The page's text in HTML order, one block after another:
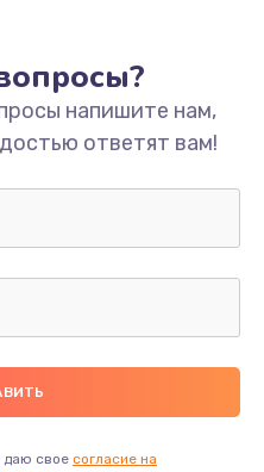
руб.
питания
напишите нам,
ответят вам!
даю свое согласие на